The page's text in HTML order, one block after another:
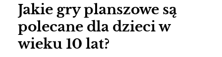
Jakie gry planszowe są
polecane dla dzieci w
wieku 10 lat?